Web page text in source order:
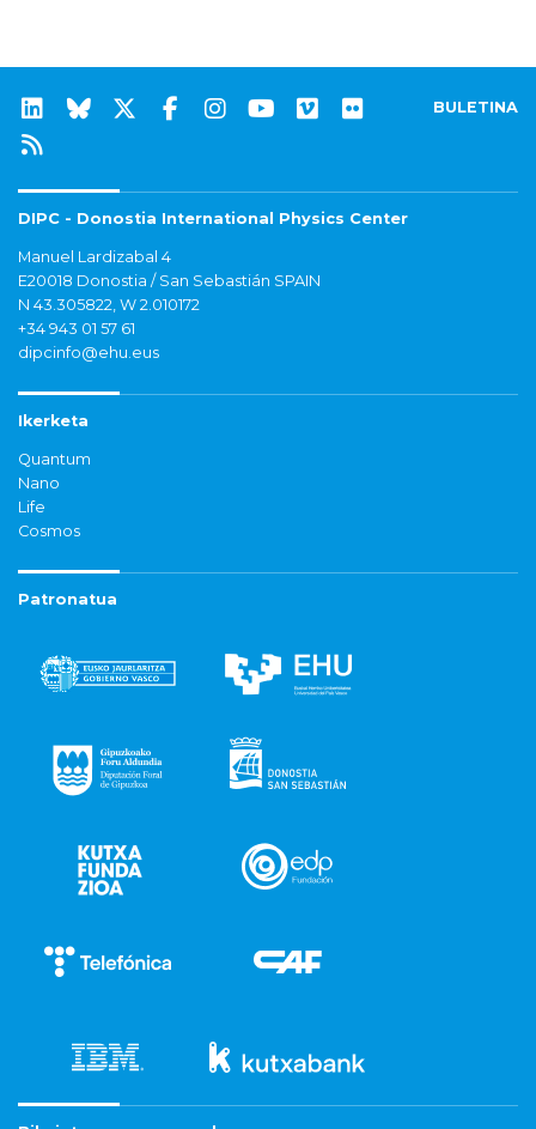
BULETINA
DIPC - Donostia International Physics Center
Manuel Lardizabal 4
E20018 Donostia / San Sebastián SPAIN
N 43.305822, W 2.010172
+34 943 01 57 61
dipcinfo@ehu.eus
Ikerketa
Quantum
Nano
Life
Cosmos
Patronatua